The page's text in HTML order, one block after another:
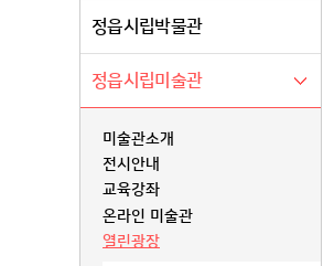
정읍시립박물관
정읍시립미술관
미술관소개
전시안내
교육강좌
온라인 미술관
열린광장